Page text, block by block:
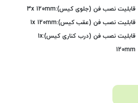
قابلیت نصب فن (جلوی کیس):3x 120mm
قابلیت نصب فن (عقب کیس):1x 120mm
قابلیت نصب فن (درب کناری کیس):1x
120mm